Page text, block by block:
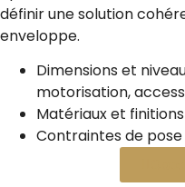
définir une solution
enveloppe.
Dimensions et
motorisation,
Matériaux et
Contraintes de